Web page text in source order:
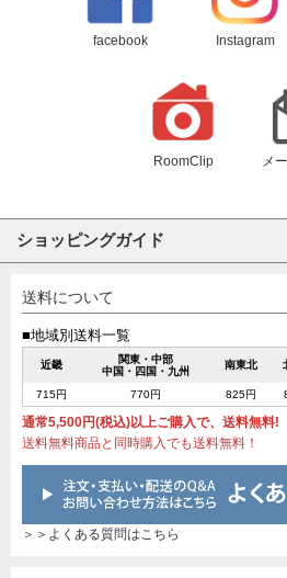
facebook Instagram
RoomClip メ
ショッピングガイド
送料について
■地域別送料一覧
近畿
関東・中部
中国・四国・九州
南東北
715円 770円 825円
通常5,500円(税込)以上ご購入で、送料無料!
送料無料商品と同時購入でも送料無料！
＞＞よくある質問はこちら